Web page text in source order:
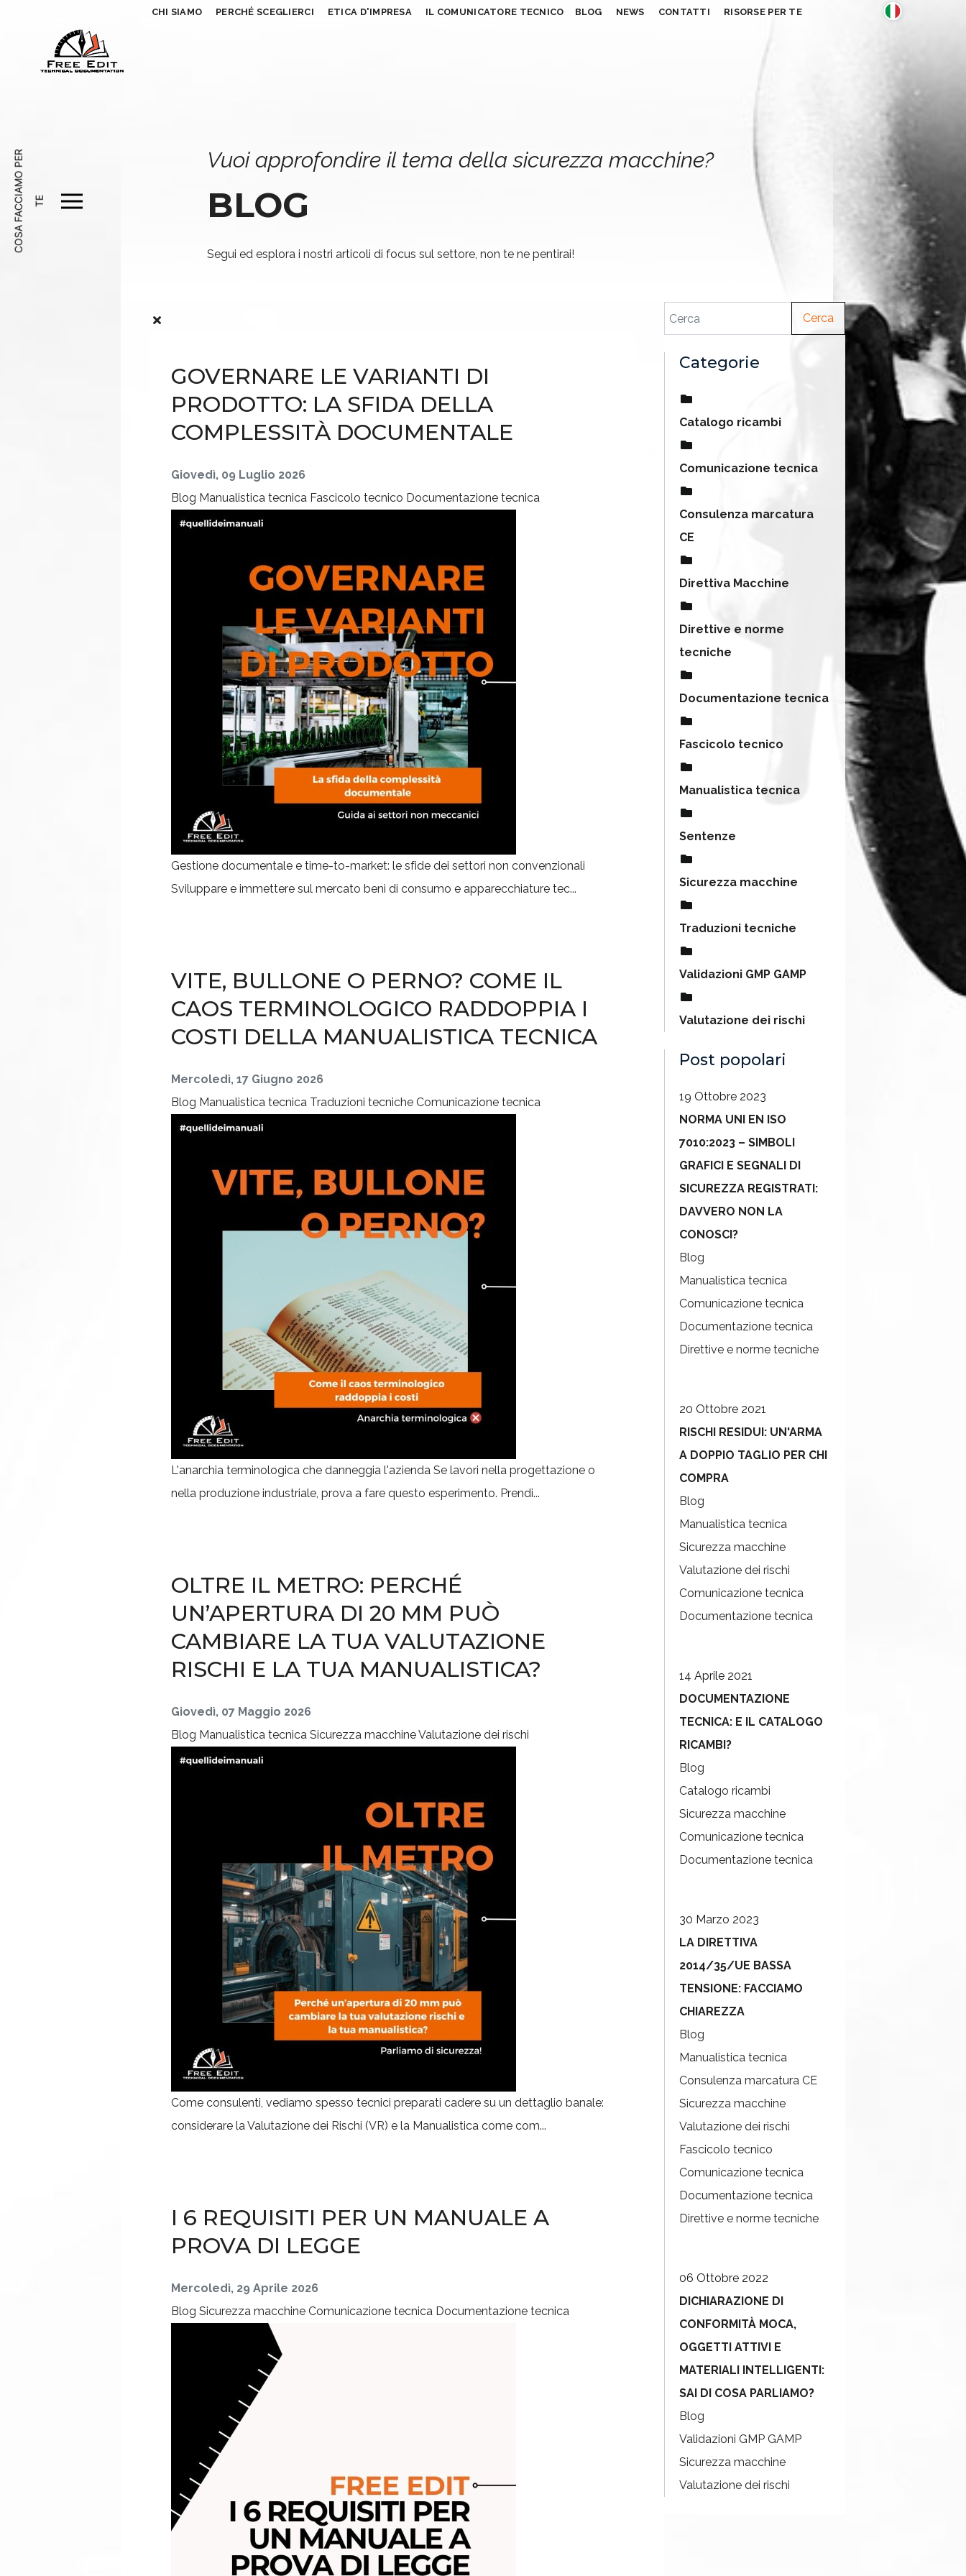
CHI SIAMO PERCHÉ SCEGLIERCI ETICA D'IMPRESA IL COMUNICATORE TECNICO BLOG NEWS CONTATTI RISORSE PER TE
C
O
S
A
F
A
C C
I
A
M
O
P
E
R
T E
Vuoi approfondire il tema della sicurezza macchine?
BLOG
Segui ed esplora i nostri articoli di focus sul settore, non te ne pentirai!
GOVERNARE LE VARIANTI DI
PRODOTTO: LA SFIDA DELLA
COMPLESSITÀ DOCUMENTALE
Giovedì, 09 Luglio 2026
Blog Manualistica tecnica Fascicolo tecnico Documentazione tecnica
Gestione documentale e time-to-market: le sfide dei settori non convenzionali
Sviluppare e immettere sul mercato beni di consumo e apparecchiature tec...
VITE, BULLONE O PERNO? COME IL
CAOS TERMINOLOGICO RADDOPPIA I
COSTI DELLA MANUALISTICA TECNICA
Mercoledì, 17 Giugno 2026
Blog Manualistica tecnica Traduzioni tecniche Comunicazione tecnica
L'anarchia terminologica che danneggia l'azienda Se lavori nella progettazione o
nella produzione industriale, prova a fare questo esperimento. Prendi...
OLTRE IL METRO: PERCHÉ
UN’APERTURA DI 20 MM PUÒ
CAMBIARE LA TUA VALUTAZIONE
RISCHI E LA TUA MANUALISTICA?
Giovedì, 07 Maggio 2026
Blog Manualistica tecnica Sicurezza macchineValutazione dei rischi
Come consulenti, vediamo spesso tecnici preparati cadere su un dettaglio banale:
considerare la Valutazione dei Rischi (VR) e la Manualistica come com...
I 6 REQUISITI PER UN MANUALE A
PROVA DI LEGGE
Mercoledì, 29 Aprile 2026
Blog Sicurezza macchine Comunicazione tecnica Documentazione tecnica
Cerca
Categorie
Catalogo ricambi
Comunicazione tecnica
Consulenza marcatura
CE
Direttiva Macchine
Direttive e norme
tecniche
Documentazione tecnica
Fascicolo tecnico
Manualistica tecnica
Sentenze
Sicurezza macchine
Traduzioni tecniche
Validazioni GMP GAMP
Valutazione dei rischi
Post popolari
19 Ottobre 2023
NORMA UNI EN ISO
7010:2023 – SIMBOLI
GRAFICI E SEGNALI DI
SICUREZZA REGISTRATI:
DAVVERO NON LA
CONOSCI?
Blog
Manualistica tecnica
Comunicazione tecnica
Documentazione tecnica
Direttive e norme tecniche
20 Ottobre 2021
RISCHI RESIDUI: UN'ARMA
A DOPPIO TAGLIO PER CHI
COMPRA
Blog
Manualistica tecnica
Sicurezza macchine
Valutazione dei rischi
Comunicazione tecnica
Documentazione tecnica
14 Aprile 2021
DOCUMENTAZIONE
TECNICA: E IL CATALOGO
RICAMBI?
Blog
Catalogo ricambi
Sicurezza macchine
Comunicazione tecnica
Documentazione tecnica
30 Marzo 2023
LA DIRETTIVA
2014/35/UE BASSA
TENSIONE: FACCIAMO
CHIAREZZA
Blog
Manualistica tecnica
Consulenza marcatura CE
Sicurezza macchine
Valutazione dei rischi
Fascicolo tecnico
Comunicazione tecnica
Documentazione tecnica
Direttive e norme tecniche
06 Ottobre 2022
DICHIARAZIONE DI
CONFORMITÀ MOCA,
OGGETTI ATTIVI E
MATERIALI INTELLIGENTI:
SAI DI COSA PARLIAMO?
Blog
Validazioni GMP GAMP
Sicurezza macchine
Valutazione dei rischi